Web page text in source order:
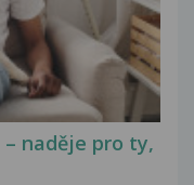
naděje pro ty,